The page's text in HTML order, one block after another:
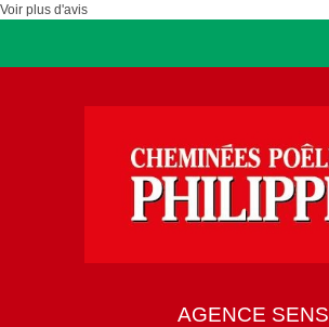
Voir plus d'avis
AGENCE SENS